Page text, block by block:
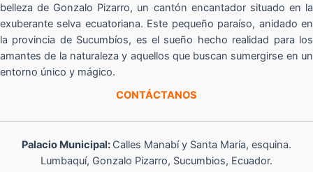
belleza de Gonzalo Pizarro, un cantón encantador situado en la
exuberante selva ecuatoriana. Este pequeño paraíso, anidado en
la provincia de Sucumbíos, es el sueño hecho realidad para los
amantes de la naturaleza y aquellos que buscan sumergirse en un
entorno único y mágico.
CONTÁCTANOS
Palacio Municipal: Calles Manabí y Santa María, esquina.
Lumbaquí, Gonzalo Pizarro, Sucumbios, Ecuador.